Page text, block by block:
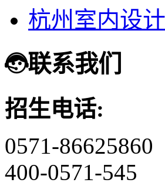
杭州室内设
联系我们
招生电话:
0571-86625860
400-0571-545